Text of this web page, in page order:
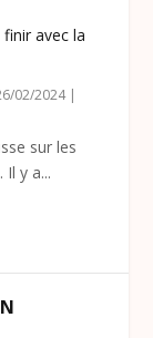
02/2024|
sur les
y a...